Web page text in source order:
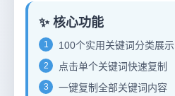
✨ 核心功能
1 100个实用关键词分类展示
2 点击单个关键词快速复制
3 一键复制全部关键词内容